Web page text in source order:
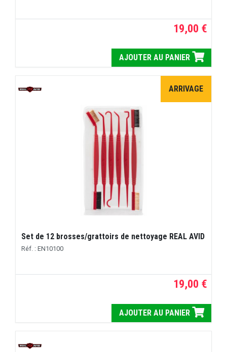
19,00 €
AJOUTER AU PANIER
ARRIVAGE
Set de 12 brosses/grattoirs de nettoyage REAL AVID
Réf. : EN10100
19,00 €
AJOUTER AU PANIER